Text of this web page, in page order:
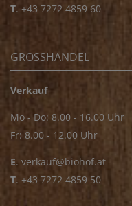
T. +43 7272 4859 60
GROSSHANDEL
Verkauf
Mo - Do: 8.00 - 16.00 Uhr
Fr: 8.00 - 12.00 Uhr
E. verkauf@biohof.at
T. +43 7272 4859 50